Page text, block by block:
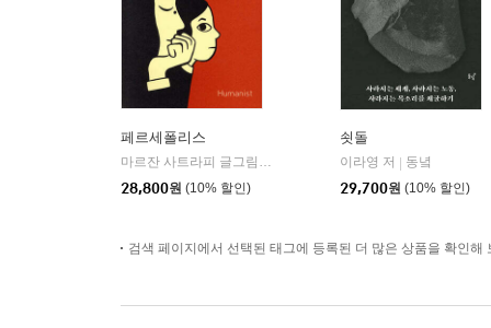
페르세폴리스
마르잔 사트라피 글그림/박언주 역
휴머니스트
28,800원 (10% 할인)
쇳돌
이라영 저
동녘
29,700원 (10% 할인)
검색 페이지에서 선택된 태그에 등록된 더 많은 상품을 확인해